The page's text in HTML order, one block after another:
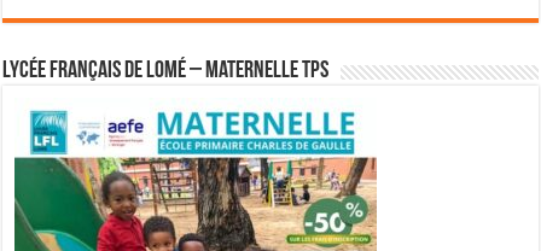
Lycée Français de Lomé – Maternelle TPS